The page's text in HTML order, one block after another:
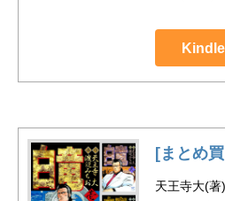
[まとめ
天王寺大(